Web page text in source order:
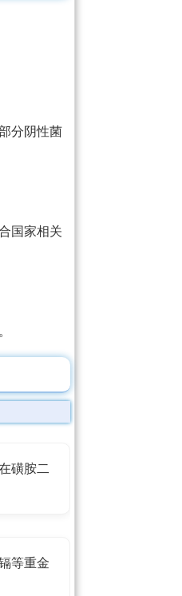
分阴性菌
国家相关
磺胺二
等重金